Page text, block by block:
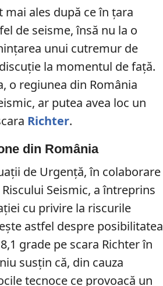
ales după ce în țara
de seisme, însă nu la o
unui cutremur de
la momentul de față.
o regiunea din România
ar putea avea loc un
Richter.
din România
de Urgență, în colaborare
Seismic, a întreprins
cu privire la riscurile
astfel despre posibilitatea
grade pe scara Richter în
susțin că, din cauza
tecnoce ce provoacă un